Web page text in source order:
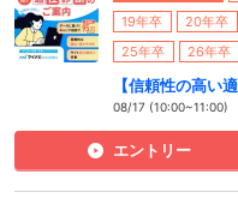
19年卒
20年卒
25年卒
26年卒
【信頼性の高い
08/17 (10:00~11:00)
エントリー